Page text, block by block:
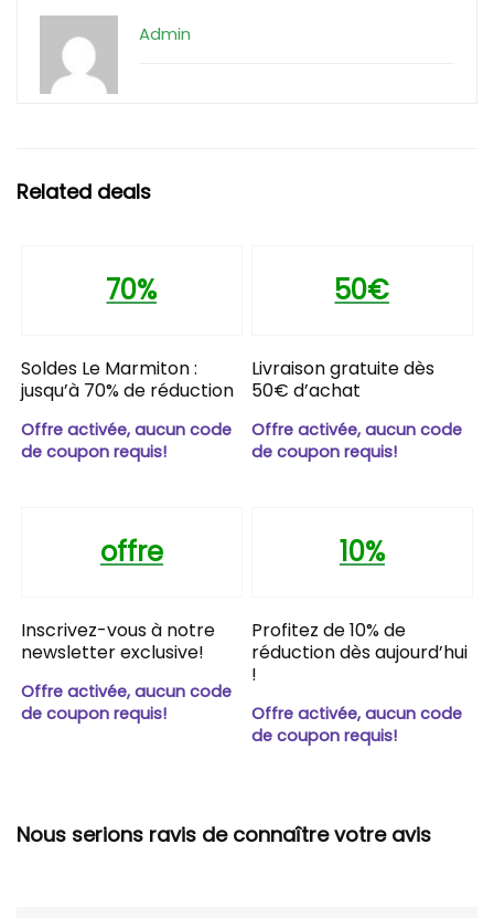
Admin
Related deals
70%
Soldes Le Marmiton :
jusqu’à 70% de réduction
Offre activée, aucun code
de coupon requis!
50€
Livraison gratuite dès
50€ d’achat
Offre activée, aucun code
de coupon requis!
offre
Inscrivez-vous à notre
newsletter exclusive!
Offre activée, aucun code
de coupon requis!
10%
Profitez de 10% de
réduction dès aujourd’hui
!
Offre activée, aucun code
de coupon requis!
Nous serions ravis de connaître votre avis